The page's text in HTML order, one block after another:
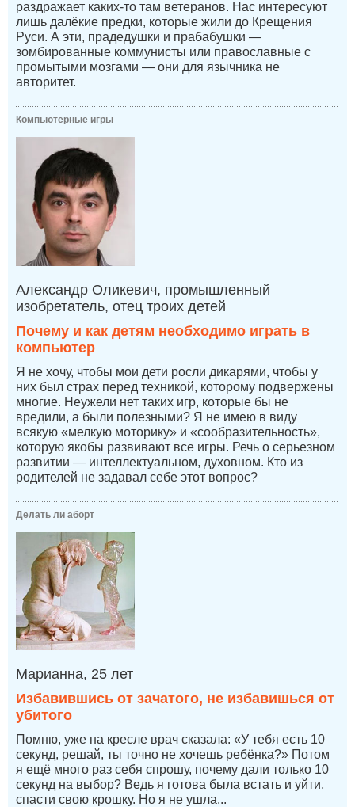
раздражает каких-то там ветеранов. Нас интересуют
лишь далёкие предки, которые жили до Крещения
Руси. А эти, прадедушки и прабабушки —
зомбированные коммунисты или православные с
промытыми мозгами — они для язычника не
авторитет.
Компьютерные игры
Александр Оликевич, промышленный
изобретатель, отец троих детей
Почему и как детям необходимо играть в
компьютер
Я не хочу, чтобы мои дети росли дикарями, чтобы у
них был страх перед техникой, которому подвержены
многие. Неужели нет таких игр, которые бы не
вредили, а были полезными? Я не имею в виду
всякую «мелкую моторику» и «сообразительность»,
которую якобы развивают все игры. Речь о серьезном
развитии — интеллектуальном, духовном. Кто из
родителей не задавал себе этот вопрос?
Делать ли аборт
Марианна, 25 лет
Избавившись от зачатого, не избавишься от
убитого
Помню, уже на кресле врач сказала: «У тебя есть 10
секунд, решай, ты точно не хочешь ребёнка?» Потом
я ещё много раз себя спрошу, почему дали только 10
секунд на выбор? Ведь я готова была встать и уйти,
спасти свою крошку. Но я не ушла...